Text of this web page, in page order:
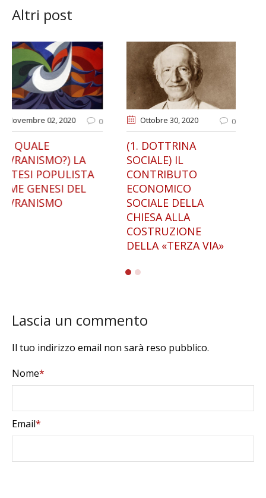
Altri post
Ottobre 30, 2020
(1. DOTTRINA
SOCIALE) IL
CONTRIBUTO
ECONOMICO
SOCIALE DELLA
Gennaio 13 , 2021
IL RIFORMISMO
NAZIONALE DI
FRANCESCO SAVERIO
NITTI. DALL’ITALIA
GIOLITTIANA AL
FASCISMO
Lascia un commento
Il tuo indirizzo email non sarà reso pubblico.
Nome*
Email*